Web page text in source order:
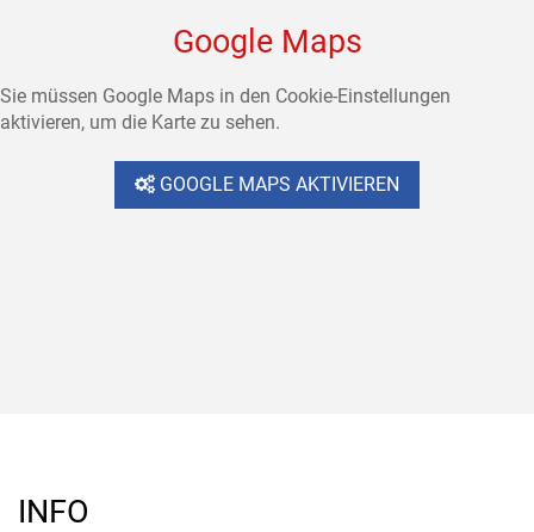
Google Maps
Sie müssen Google Maps in den Cookie-Einstellungen
aktivieren, um die Karte zu sehen.
GOOGLE MAPS AKTIVIEREN
INFO